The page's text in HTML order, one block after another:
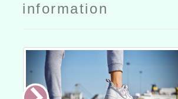
information